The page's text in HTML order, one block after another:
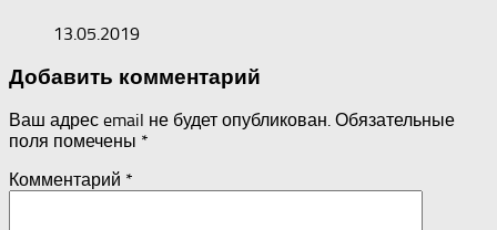
13.05.2019
Добавить комментарий
Ваш адрес email не будет опубликован. Обязательные
поля помечены *
Комментарий *